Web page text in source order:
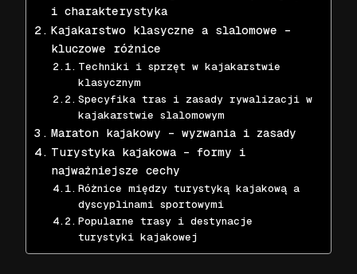
i charakterystyka
Kajakarstwo klasyczne a slalomowe –
kluczowe różnice
Techniki i sprzęt w kajakarstwie
klasycznym
Specyfika tras i zasady rywalizacji w
kajakarstwie slalomowym
Maraton kajakowy – wyzwania i zasady
Turystyka kajakowa – formy i
najważniejsze cechy
Różnice między turystyką kajakową a
dyscyplinami sportowymi
Popularne trasy i destynacje
turystyki kajakowej